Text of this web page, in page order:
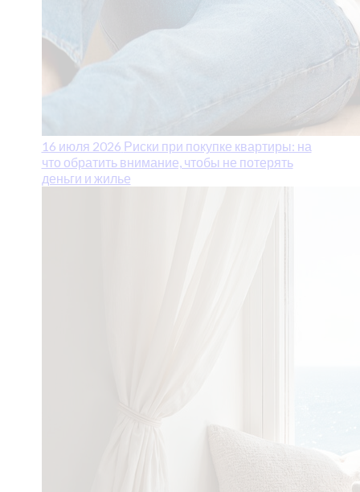
16 июля 2026 Риски при покупке квартиры: на
что обратить внимание, чтобы не потерять
деньги и жилье